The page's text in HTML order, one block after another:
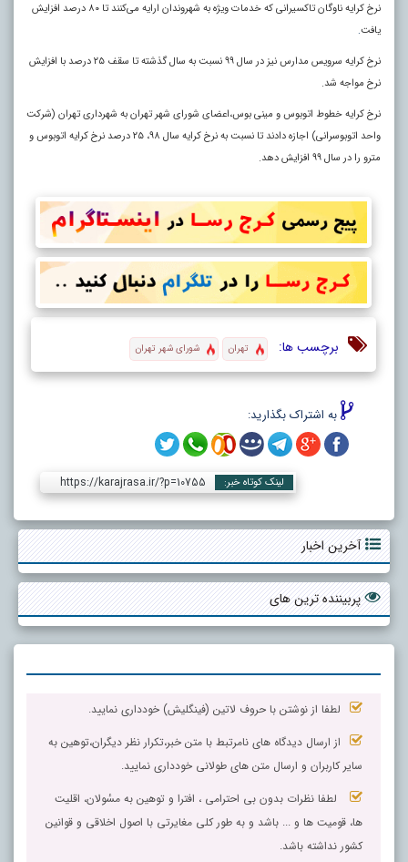
نرخ کرایه ناوگان تاکسیرانی که خدمات ویژه به شهروندان ارایه می‌کنند تا ۸۰ درصد افزایش
یافت.
نرخ کرایه سرویس مدارس نیز در سال ۹۹ نسبت به سال گذشته تا سقف ۲۵ درصد با افزایش
نرخ مواجه شد.
نرخ کرایه خطوط اتوبوس و مینی بوس،اعضای شورای شهر تهران به شهرداری تهران (شرکت
واحد اتوبوسرانی) اجازه دادند تا نسبت به نرخ کرایه سال ۹۸، ۲۵ درصد نرخ کرایه اتوبوس و
مترو را در سال ۹۹ افزایش دهد.
برچسب ها: تهران شورای شهر تهران
به اشتراک بگذارید:
لینک کوتاه خبر: https://karajrasa.ir/?p=10755
آخرین اخبار
پربیننده ترین های
لطفا از نوشتن با حروف لاتین (فینگلیش) خودداری نمایید.
از ارسال دیدگاه های نامرتبط با متن خبر،تکرار نظر دیگران،توهین به
سایر کاربران و ارسال متن های طولانی خودداری نمایید.
لطفا نظرات بدون بی احترامی ، افترا و توهین به مسٔولان، اقلیت
ها، قومیت ها و ... باشد و به طور کلی مغایرتی با اصول اخلاقی و قوانین
کشور نداشته باشد.